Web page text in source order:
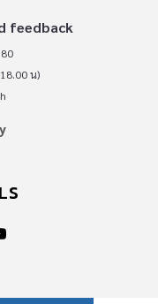
feedback
น)